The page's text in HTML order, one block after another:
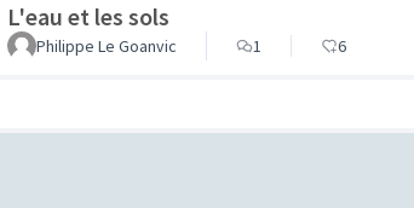
L'eau et les sols
Philippe Le Goanvic 1 6